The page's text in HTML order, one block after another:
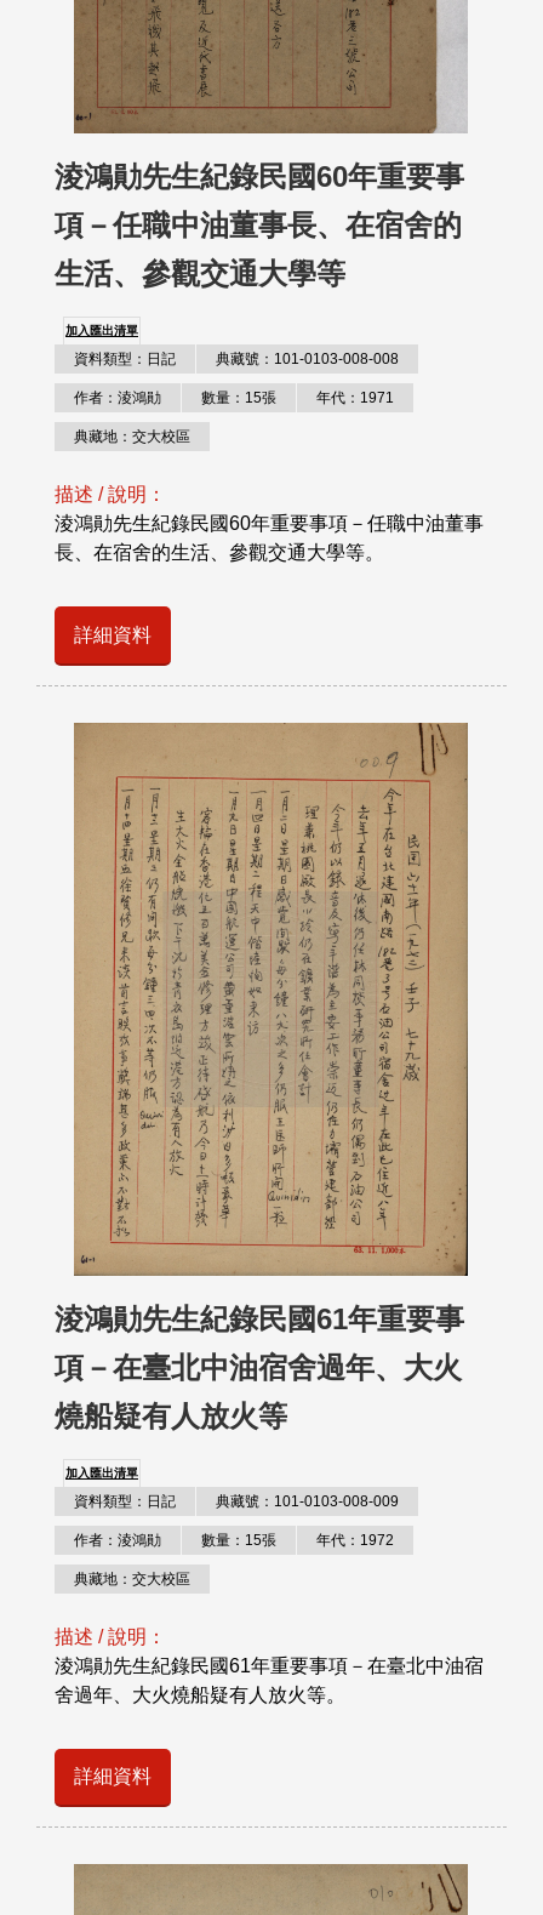
淩鴻勛先生紀錄民國60年重要事
項－任職中油董事長、在宿舍的
生活、參觀交通大學等
加入匯出清單
資料類型：日記 典藏號：101-0103-008-008
作者：淩鴻勛 數量：15張 年代：1971
典藏地：交大校區
描述 / 說明：
淩鴻勛先生紀錄民國60年重要事項－任職中油董事
長、在宿舍的生活、參觀交通大學等。
詳細資料
淩鴻勛先生紀錄民國61年重要事
項－在臺北中油宿舍過年、大火
燒船疑有人放火等
加入匯出清單
資料類型：日記 典藏號：101-0103-008-009
作者：淩鴻勛 數量：15張 年代：1972
典藏地：交大校區
描述 / 說明：
淩鴻勛先生紀錄民國61年重要事項－在臺北中油宿
舍過年、大火燒船疑有人放火等。
詳細資料